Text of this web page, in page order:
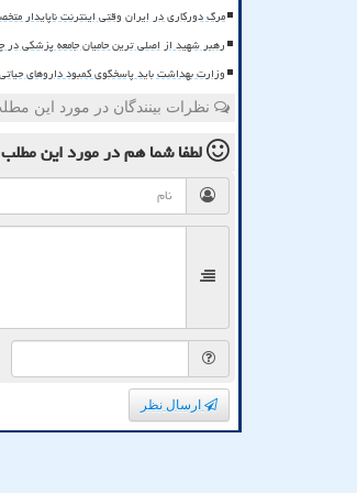
مرگ دورکاری در ایران وقتی اینترنت ناپایدار
رهبر شهید از اصلی ترین حامیان جامعه پزشکی در
وزارت بهداشت باید پاسخگوی کمبود داروهای
نظرات بینندگان در مورد این
لطفا شما همدر مورد این مطلب
ارسال نظر